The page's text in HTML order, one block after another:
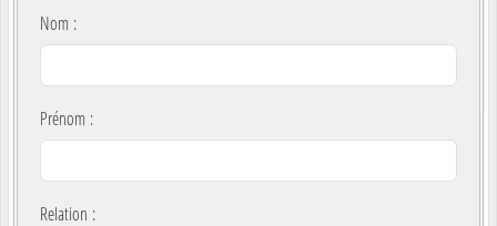
Nom :
Prénom :
Relation :